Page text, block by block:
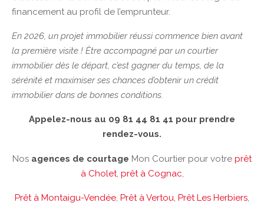
financement au profil de l’emprunteur.
En 2026, un projet immobilier réussi commence bien avant
la première visite ! Être accompagné par un courtier
immobilier dès le départ, c’est gagner du temps, de la
sérénité et maximiser ses chances d’obtenir un crédit
immobilier dans de bonnes conditions.
Appelez-nous au 09 81 44 81 41 pour prendre
rendez-vous.
Nos agences de courtage Mon Courtier pour votre prêt
à Cholet, prêt à Cognac
Prêt à Montaigu-Vendée Prêt à Vertou, Prêt Les Herbiers